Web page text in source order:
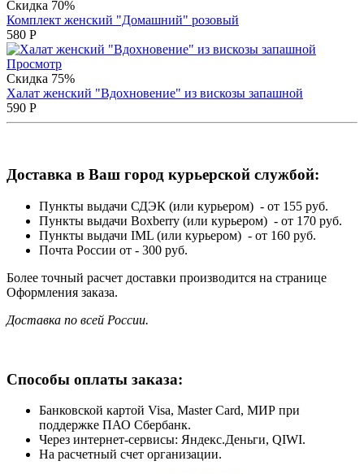
Скидка 70%
Комплект женский "Домашний" розовый
580 Р
Просмотр
Скидка 75%
Халат женский "Вдохновение" из вискозы запашной
590 Р
Доставка в Ваш город курьерской службой:
Пункты выдачи СДЭК (или курьером) - от 155 руб.
Пункты выдачи Boxberry (или курьером) - от 170 руб.
Пункты выдачи IML (или курьером) - от 160 руб.
Почта России от - 300 руб.
Более точный расчет доставки производится на странице
Оформления заказа.
Доставка по всей России.
Способы оплаты заказа:
Банковской картой Visa, Master Card, МИР при
поддержке ПАО Сбербанк.
Через интернет-сервисы: Яндекс.Деньги, QIWI.
На расчетный счет организации.